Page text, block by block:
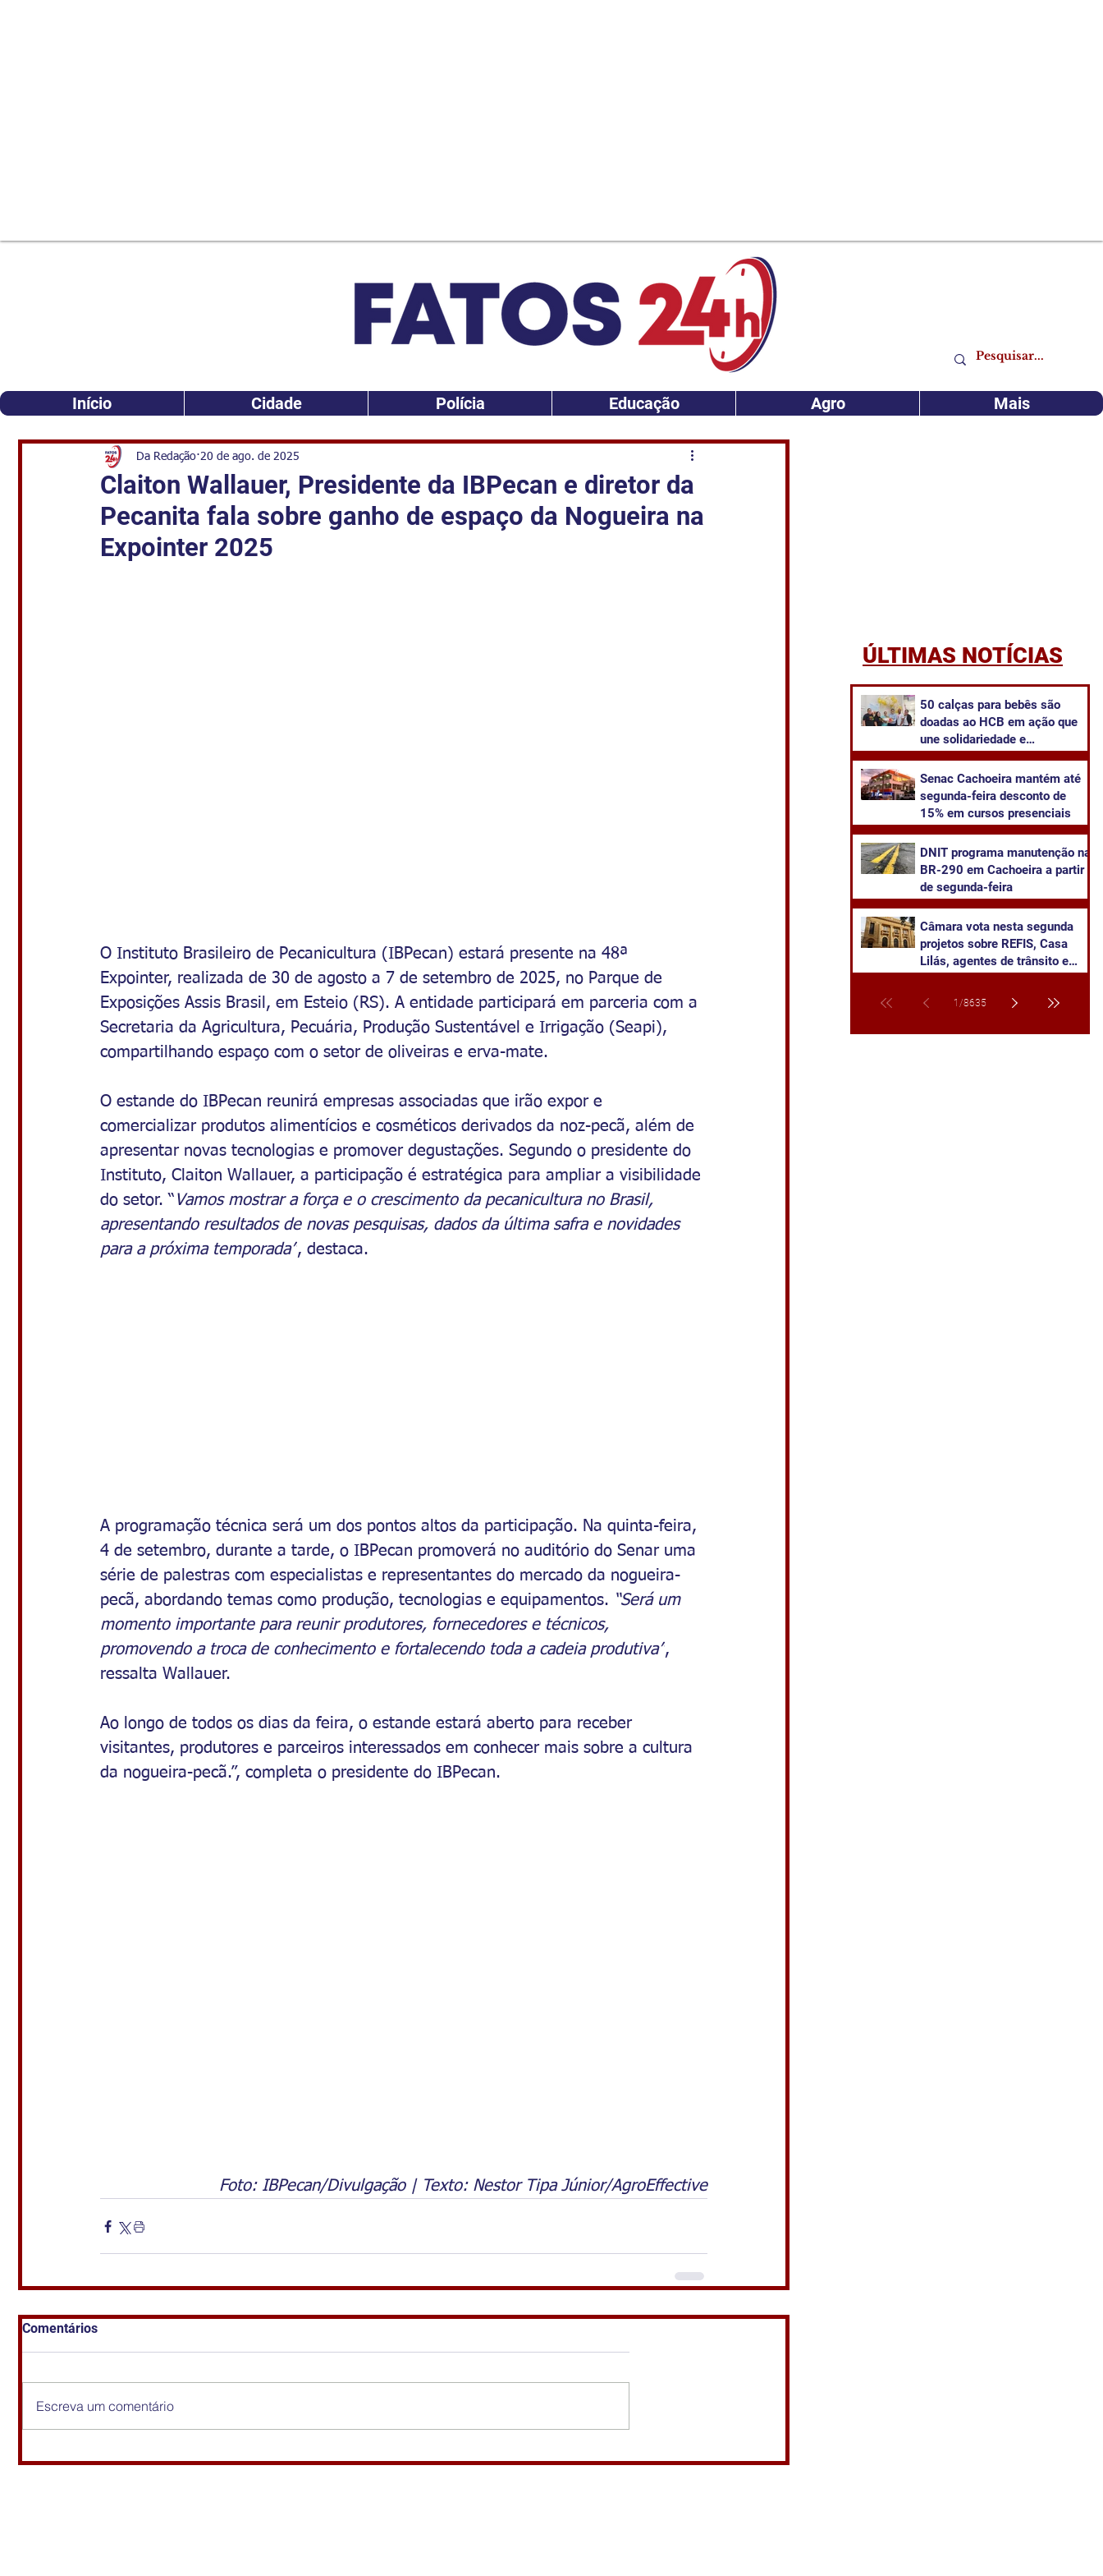
Início Cidade Polícia Educação Agro Mais
Claiton Wallauer, Presidente da IBPecan e diretor da
Pecanita fala sobre ganho de espaço da Nogueira na
Expointer 2025
Da Redação 20 de ago. de 2025
O Instituto Brasileiro de Pecanicultura (IBPecan) estará presente na 48ª
Expointer, realizada de 30 de agosto a 7 de setembro de 2025, no Parque de
Exposições Assis Brasil, em Esteio (RS). A entidade participará em parceria com a
Secretaria da Agricultura, Pecuária, Produção Sustentável e Irrigação (Seapi),
compartilhando espaço com o setor de oliveiras e erva-mate.
O estande do IBPecan reunirá empresas associadas que irão expor e
comercializar produtos alimentícios e cosméticos derivados da noz-pecã, além de
apresentar novas tecnologias e promover degustações. Segundo o presidente do
Instituto, Claiton Wallauer, a participação é estratégica para ampliar a visibilidade
do setor. “ Vamos mostrar a força e o crescimento da pecanicultura no Brasil,
apresentando resultados de novas pesquisas, dados da última safra e novidades
para a próxima temporada”, destaca.
A programação técnica será um dos pontos altos da participação. Na quinta-feira,
4 de setembro, durante a tarde, o IBPecan promoverá no auditório do Senar uma
série de palestras com especialistas e representantes do mercado da nogueira-
pecã, abordando temas como produção, tecnologias e equipamentos. “Será um
momento importante para reunir produtores, fornecedores e técnicos,
promovendo a troca de conhecimento e fortalecendo toda a cadeia produtiva”,
ressalta Wallauer.
Ao longo de todos os dias da feira, o estande estará aberto para receber
visitantes, produtores e parceiros interessados em conhecer mais sobre a cultura
da nogueira-pecã.”, completa o presidente do IBPecan.
Foto: IBPecan/Divulgação | Texto: Nestor Tipa Júnior/AgroEffective
Comentários
Escreva um comentário
ÚLTIMAS NOTÍCIAS
50 calças para bebês são
doadas ao HCB em ação que
une solidariedade e
Senac Cachoeira mantém até
segunda-feira desconto de
15% em cursos presenciais
DNIT programa manutenção na
BR-290 em Cachoeira a partir
de segunda-feira
Câmara vota nesta segunda
projetos sobre REFIS, Casa
Lilás, agentes de trânsito e
1 /8635